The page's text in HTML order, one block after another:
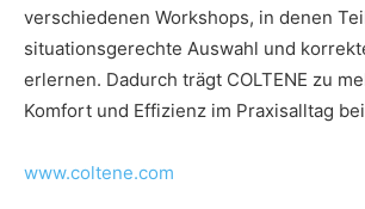
verschiedenen Workshops, in denen
situationsgerechte Auswahl und
erlernen. Dadurch trägt COLTENE zu
Komfort und Effizienz im Praxisalltag
www.coltene.com